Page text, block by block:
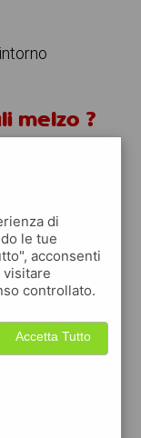
melzo ?
app
per uffici
premia ogni volta
inbuoni sconto
fare
di
le tue
acconsenti
visitare
controllato.
Accetta Tutto